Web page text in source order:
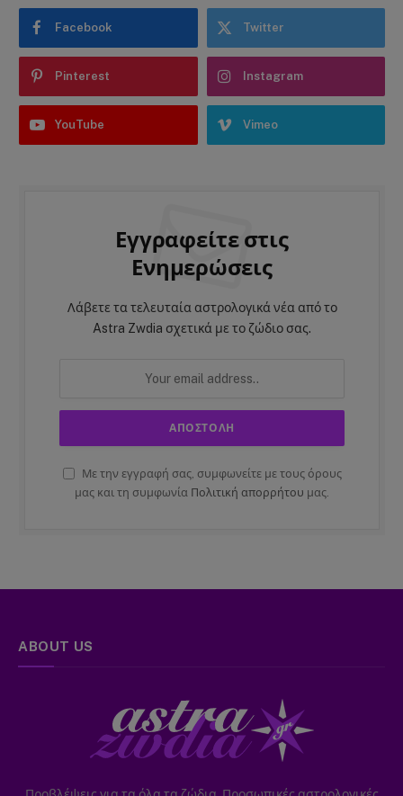
Facebook Twitter
Pinterest Instagram
YouTube Vimeo
Εγγραφείτε στις
Ενημερώσεις
Λάβετε τα τελευταία αστρολογικά νέα από το
Astra Zwdia σχετικά με το ζώδιο σας.
Με την εγγραφή σας, συμφωνείτε με τους όρους
μας και τη συμφωνία Πολιτική απορρήτου μας.
ABOUT US